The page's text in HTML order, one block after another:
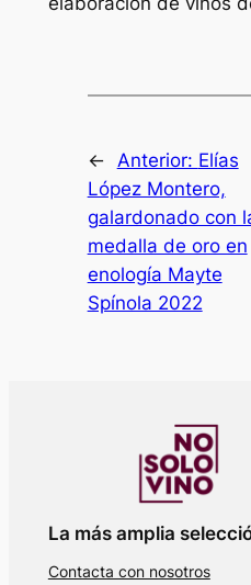
← Anterior: Elías
López Montero,
galardonado con
medalla de oro en
enología Mayte
Spínola 2022
La más amplia
Contacta con nosotros